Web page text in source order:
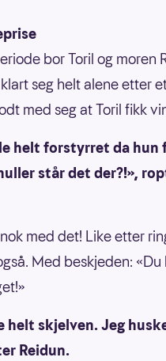
bor Toril og moren
seg helt alene etter
med seg at Toril fikk
helt forstyrret da hun
står det der?!»,
med det! Like etter
Med beskjeden:
helt skjelven. Jeg
Reidun.